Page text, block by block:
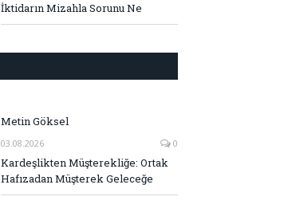
İktidarın Mizahla Sorunu Ne
Metin Göksel
03.08.2026 0
Kardeşlikten Müşterekliğe: Ortak
Hafızadan Müşterek Geleceğe